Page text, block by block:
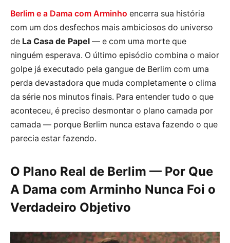
Berlim e a Dama com Arminho encerra sua história
com um dos desfechos mais ambiciosos do universo
de La Casa de Papel — e com uma morte que
ninguém esperava. O último episódio combina o maior
golpe já executado pela gangue de Berlim com uma
perda devastadora que muda completamente o clima
da série nos minutos finais. Para entender tudo o que
aconteceu, é preciso desmontar o plano camada por
camada — porque Berlim nunca estava fazendo o que
parecia estar fazendo.
O Plano Real de Berlim — Por Que
A Dama com Arminho Nunca Foi o
Verdadeiro Objetivo